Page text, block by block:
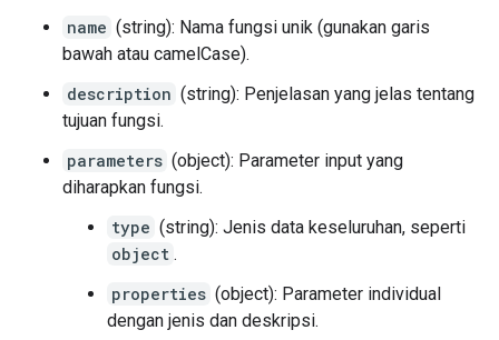
name (string): Nama fungsi unik (gunakan garis
bawah atau camelCase).
description (string): Penjelasan yang jelas tentang
tujuan fungsi.
parameters (object): Parameter input yang
diharapkan fungsi.
type (string): Jenis data keseluruhan, seperti
object .
properties (object): Parameter individual
dengan jenis dan deskripsi.